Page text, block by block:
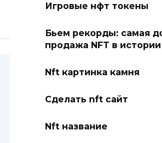
Игровые нфт токены
Бьем рекорды: самая
продажа NFT в истории
Nft картинка камня
Сделать nft сайт
Nft название